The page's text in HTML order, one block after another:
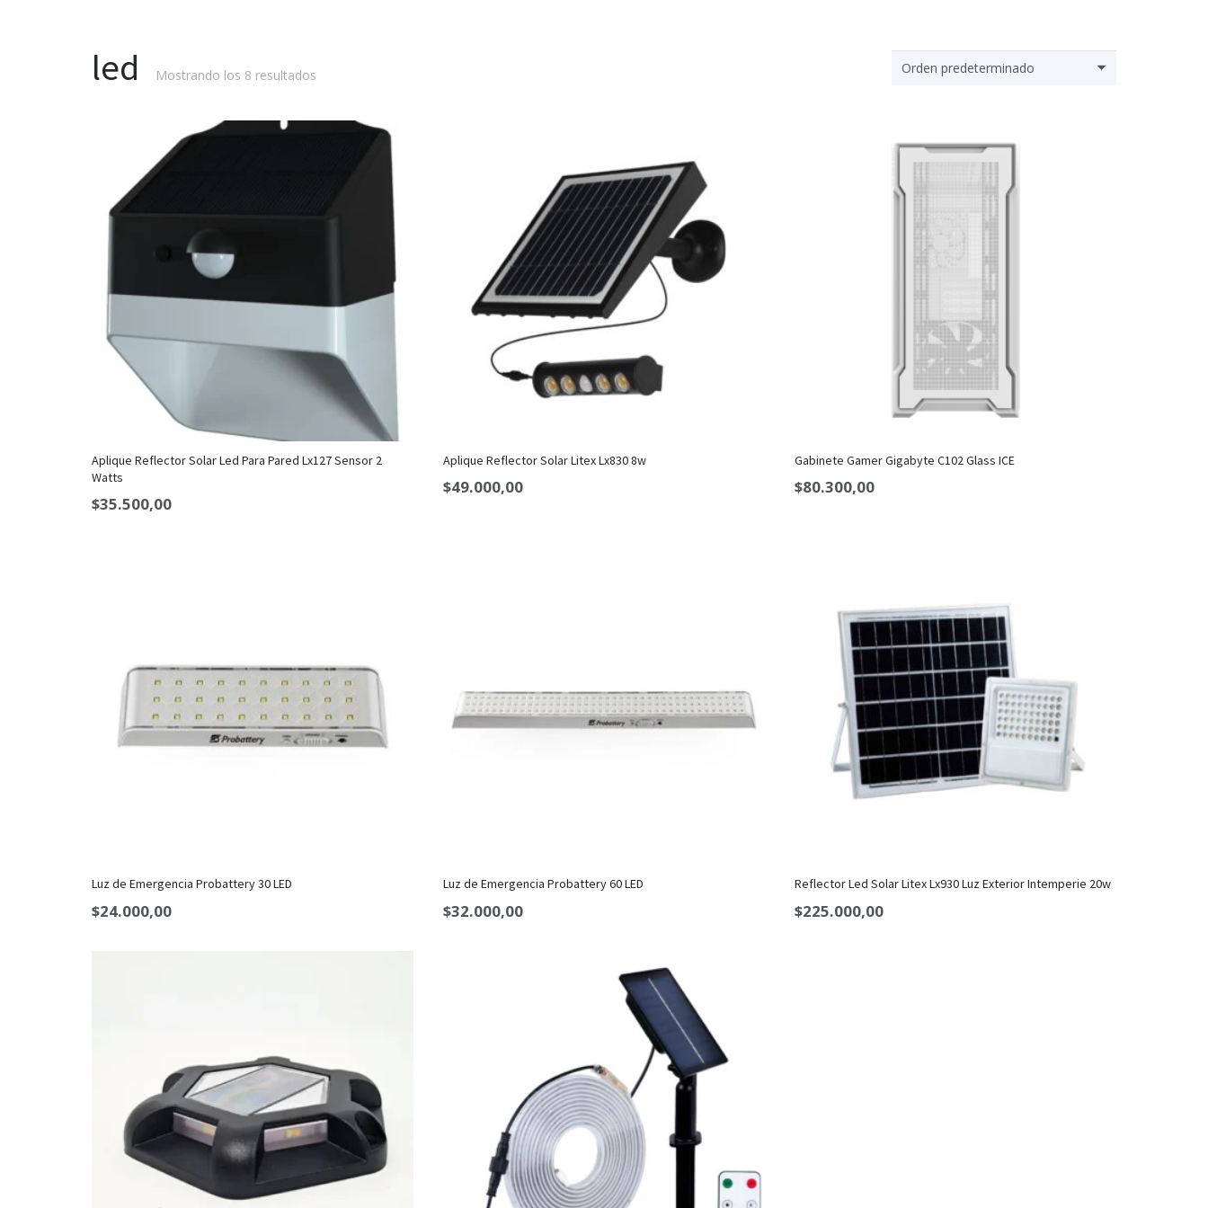
led Mostrando los 8 resultados
Aplique Reflector Solar Led Para Pared Lx127 Sensor 2
Watts
$35.500,00
Aplique Reflector Solar Litex Lx830 8w
$49.000,00
Gabinete Gamer Gigabyte C102 Glass ICE
$80.300,00
Luz de Emergencia Probattery 30 LED
$24.000,00
Luz de Emergencia Probattery 60 LED
$32.000,00
Reflector Led Solar Litex Lx930 Luz Exterior Intemperie 20w
$225.000,00